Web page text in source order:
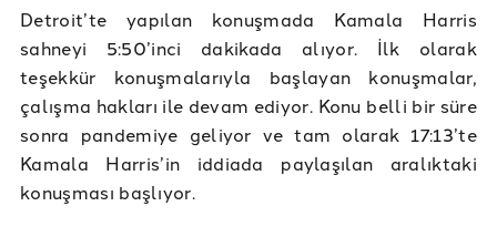
Detroit’te yapılan konuşmada Kamala Harris
sahneyi 5:50’inci dakikada alıyor. İlk olarak
teşekkür konuşmalarıyla başlayan konuşmalar,
çalışma hakları ile devam ediyor. Konu belli bir süre
sonra pandemiye geliyor ve tam olarak 17:13’te
Kamala Harris’in iddiada paylaşılan aralıktaki
konuşması başlıyor.